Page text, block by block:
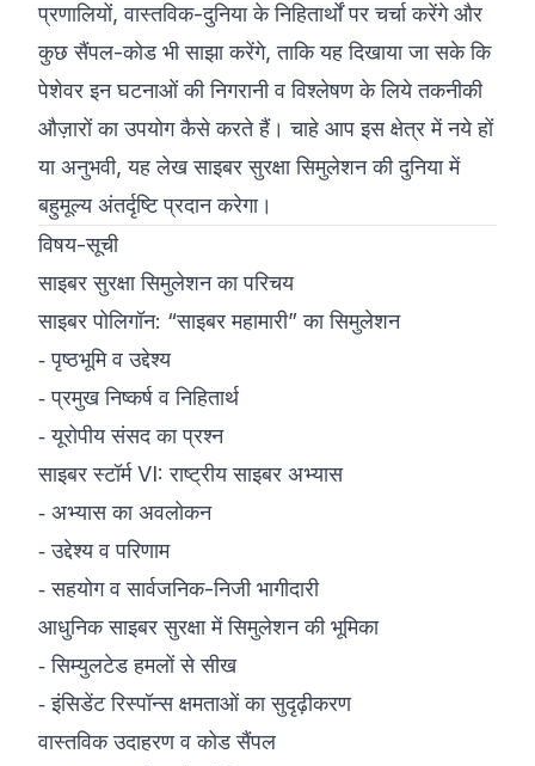
प्रणालियों, वास्तविक-दुनिया के निहितार्थों पर चर्चा करेंगे और
कुछ सैंपल-कोड भी साझा करेंगे, ताकि यह दिखाया जा सके कि
पेशेवर इन घटनाओं की निगरानी व विश्लेषण के लिये तकनीकी
औज़ारों का उपयोग कैसे करते हैं। चाहे आप इस क्षेत्र में नये हों
या अनुभवी, यह लेख साइबर सुरक्षा सिमुलेशन की दुनिया में
बहुमूल्य अंतर्दृष्टि प्रदान करेगा।
विषय-सूची
साइबर सुरक्षा सिमुलेशन का परिचय
साइबर पोलिगॉन: “साइबर महामारी” का सिमुलेशन
‑पृष्ठभूमि व उद्देश्य
‑प्रमुख निष्कर्ष व निहितार्थ
‑यूरोपीय संसद का प्रश्न
साइबर स्टॉर्म VI: राष्ट्रीय साइबर अभ्यास
‑ अभ्यास का अवलोकन
‑उद्देश्य व परिणाम
‑सहयोग व सार्वजनिक-निजी भागीदारी
आधुनिक साइबर सुरक्षा में सिमुलेशन की भूमिका
‑सिम्युलटेड हमलों से सीख
‑इंसिडेंट रिस्पॉन्स क्षमताओं का सुदृढ़ीकरण
वास्तविक उदाहरण व कोड सैंपल